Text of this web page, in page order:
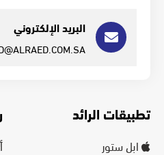
البريد الإلكتروني
تطبيقات الرائد
ابل ستور